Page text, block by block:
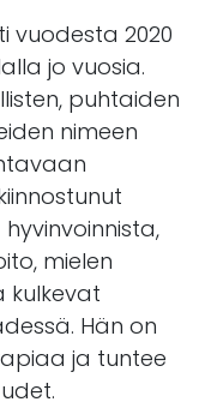
vuodesta 2020
jo vuosia.
puhtaiden
nimeen
mielen
kulkevat
Hän on
ja tuntee